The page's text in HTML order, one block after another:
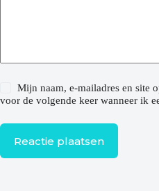
Mijn naam, e-mailadres en site
voor de volgende keer wanneer ik
Reactie plaatsen